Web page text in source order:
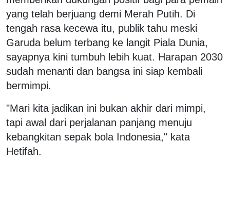
yang telah berjuang demi Merah Putih. Di
tengah rasa kecewa itu, publik tahu meski
Garuda belum terbang ke langit Piala Dunia,
sayapnya kini tumbuh lebih kuat. Harapan 2030
sudah menanti dan bangsa ini siap kembali
bermimpi.
"Mari kita jadikan ini bukan akhir dari mimpi,
tapi awal dari perjalanan panjang menuju
kebangkitan sepak bola Indonesia," kata
Hetifah.